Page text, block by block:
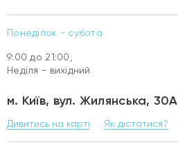
Понеділок - субота
9:00 до 21:00,
Неділя - вихідний
м. Київ, вул. Жилянська, 30А
Дивитись на карті Як дістатися?